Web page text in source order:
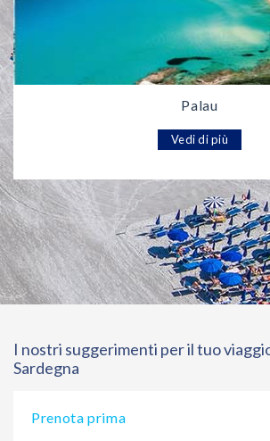
Palau
Vedi di più
I nostri suggerimenti per il tuo
Sardegna
Prenota prima